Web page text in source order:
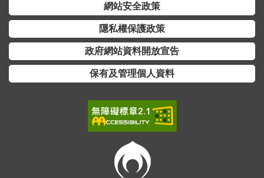
網站安全政策
隱私權保護政策
政府網站資料開放宣告
保有及管理個人資料